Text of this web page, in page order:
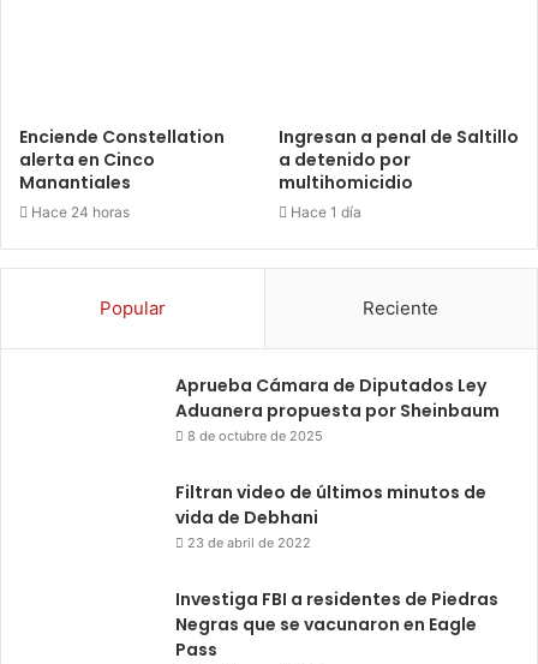
Enciende Constellation
alerta en Cinco
Manantiales
Hace 24 horas
Ingresan a penal de Saltillo
a detenido por
multihomicidio
Hace 1 día
Popular Reciente
Aprueba Cámara de Diputados Ley
Aduanera propuesta por Sheinbaum
8 de octubre de 2025
Filtran video de últimos minutos de
vida de Debhani
23 de abril de 2022
Investiga FBI a residentes de Piedras
Negras que se vacunaron en Eagle
Pass